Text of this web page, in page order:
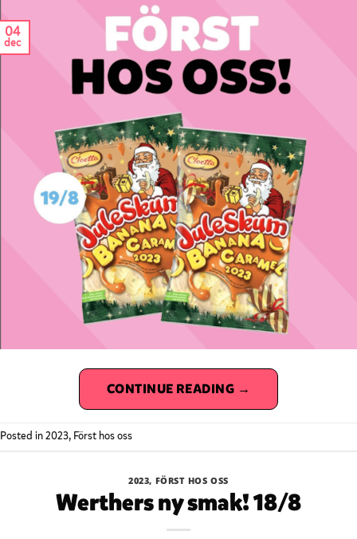
04
dec
CONTINUE READING →
Posted in2023, Först hos oss
2023, FÖRST HOS OSS
Werthers ny smak! 18/8